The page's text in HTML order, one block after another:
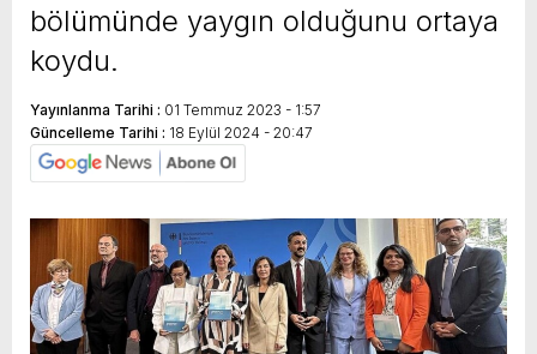
bölümünde yaygın olduğunu ortaya
koydu.
Yayınlanma Tarihi : 01 Temmuz 2023 - 1:57
Güncelleme Tarihi : 18 Eylül 2024 - 20:47